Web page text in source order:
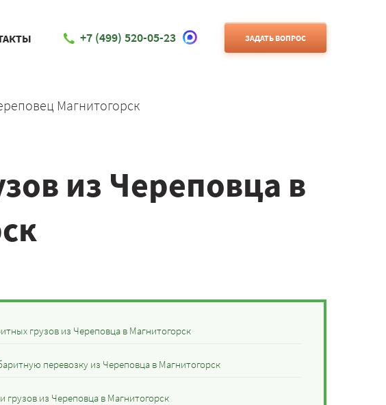
+7 (499) 520-05-23 ЗАДАТЬ ВОПРОС
Магнитогорск
из Череповца в
грузов из Череповца в Магнитогорск
перевозку из Череповца в Магнитогорск
грузов из Череповца в Магнитогорск